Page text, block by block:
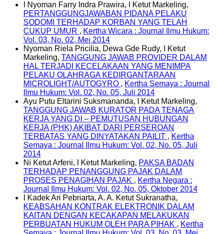
I Nyoman Farry Indra Prawira, I Ketut Markeling,
PERTANGGUNGJAWABAN PIDANA PELAKU
SODOMI TERHADAP KORBAN YANG TELAH
CUKUP UMUR , Kertha Wicara : Journal Ilmu Hukum:
Vol. 03, No. 02, Mei 2014
Nyoman Riela Pricilia, Dewa Gde Rudy, I Ketut
Markeling, TANGGUNG JAWAB PROVIDER DALAM
HAL TERJADI KECELAKAAN YANG MENIMPA
PELAKU OLAHRAGA KEDIRGANTARAAN
MICROLIGHT/AUTOGYRO , Kertha Semaya : Journal
Ilmu Hukum: Vol. 02, No. 05, Juli 2014
Ayu Putu Eltarini Suksmananda, I Ketut Markeling,
TANGGUNG JAWAB KURATOR PADA TENAGA
KERJA YANG DI – PEMUTUSAN HUBUNGAN
KERJA (PHK) AKIBAT DARI PERSEROAN
TERBATAS YANG DINYATAKAN PAILIT , Kertha
Semaya : Journal Ilmu Hukum: Vol. 02, No. 05, Juli
2014
Ni Ketut Arfeni, I Ketut Markeling, PAKSA BADAN
TERHADAP PENANGGUNG PAJAK DALAM
PROSES PENAGIHAN PAJAK , Kertha Negara :
Journal Ilmu Hukum: Vol. 02, No. 05, Oktober 2014
I Kadek Ari Pebriarta, A. A. Ketut Sukranatha,
KEABSAHAN KONTRAK ELEKTRONIK DALAM
KAITAN DENGAN KECAKAPAN MELAKUKAN
PERBUATAN HUKUM OLEH PARA PIHAK , Kertha